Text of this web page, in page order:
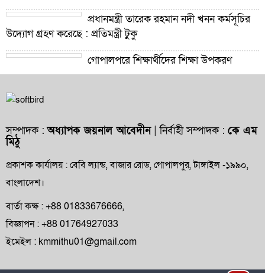
প্রধানমন্ত্রী তারেক রহমান নদী খনন কর্মসূচির
উদ্যোগ গ্রহণ করেছে : প্রতিমন্ত্রী টুকু
গোপালপুরে শিক্ষার্থীদের শিক্ষা উপকরণ
বিতরণ ও শ্রেষ্ঠ প্রধান শিক্ষকদের সংবর্ধনা
দুর্নীতি ও অনিয়মের অভিযোগ
অফিসারের বিদায় সংবর্ধনা
গোপালপুর প্রেসক্লাবের সংবাদকর্মীদের সঙ্গে
নবাগত ইউএনও’র মতবিনিময়
সম্পাদক :অধ্যাপক জয়নাল আবেদীন| নির্বাহী সম্পাদক : কে এম
মিঠু
প্রকাশক কার্যালয় : বেবি ল্যান্ড, বাজার রোড, গোপালপুর, টাঙ্গাইল -১৯৯০,
বাংলাদেশ।
বার্তা কক্ষ : +88 01833676666,
বিজ্ঞাপন : +88 01764927033
ইমেইল : kmmithu01@gmail.com